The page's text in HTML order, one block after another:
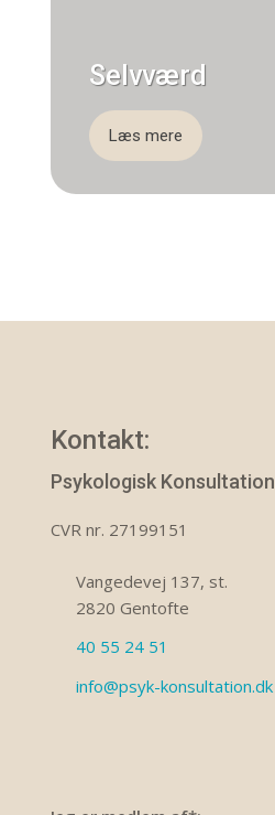
Selvværd
Læs mere
Kontakt:
​Psykologisk Konsultation
​CVR nr. 27199151
Vangedevej 137, st.
2820 Gentofte
40 55 24 51
info@psyk-konsultation.dk